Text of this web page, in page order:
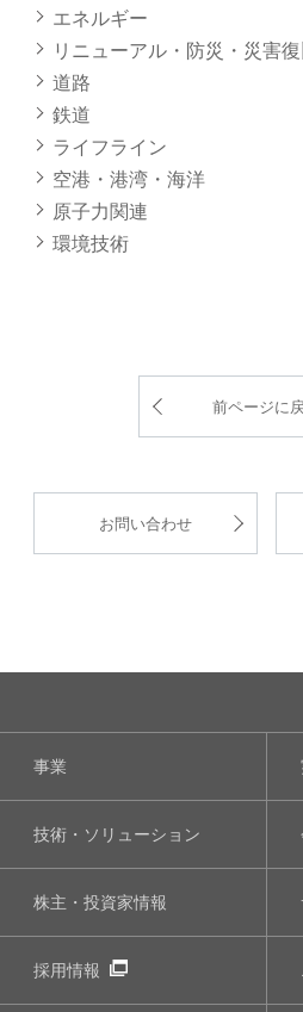
エネルギー
リニューアル・防災・災害
道路
鉄道
ライフライン
空港・港湾・海洋
原子力関連
環境技術
前ページに
お問い合わせ
事業
技術・ソリューション
株主・投資家情報
採用情報